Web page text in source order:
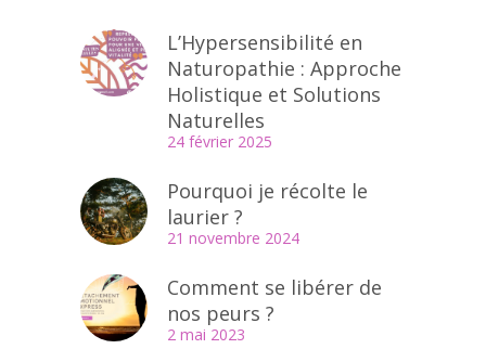
L’Hypersensibilité en
Naturopathie : Approche
Holistique et Solutions
Naturelles
24 février 2025
Pourquoi je récolte le
laurier ?
21 novembre 2024
Comment se libérer de
nos peurs ?
2 mai 2023